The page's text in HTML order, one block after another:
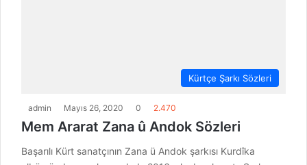
Kürtçe Şarkı Sözleri
admin Mayıs 26, 2020 0 2.470
Mem Ararat Zana û Andok Sözleri
Başarılı Kürt sanatçının Zana ü Andok şarkısı Kurdîka